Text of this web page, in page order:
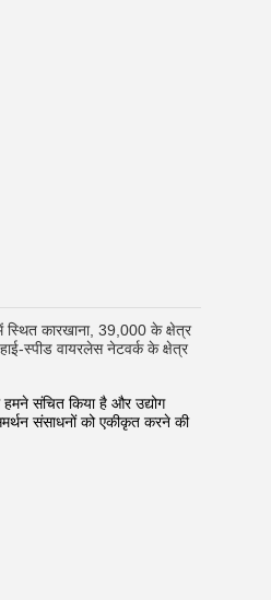
स्थित कारखाना, 39,000 के क्षेत्र
स्पीड वायरलेस नेटवर्क के क्षेत्र
संचित किया है और उद्योग
संसाधनों को एकीकृत करने की